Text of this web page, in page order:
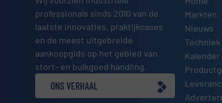
professionals sinds 2010 van de
laatste innovaties, praktijkcases
en de meest uitgebreide
aankoopgids op het gebied van
stort- en bulkgoed handling.
ONS VERHAAL
Markten
Nieuws
Kalender